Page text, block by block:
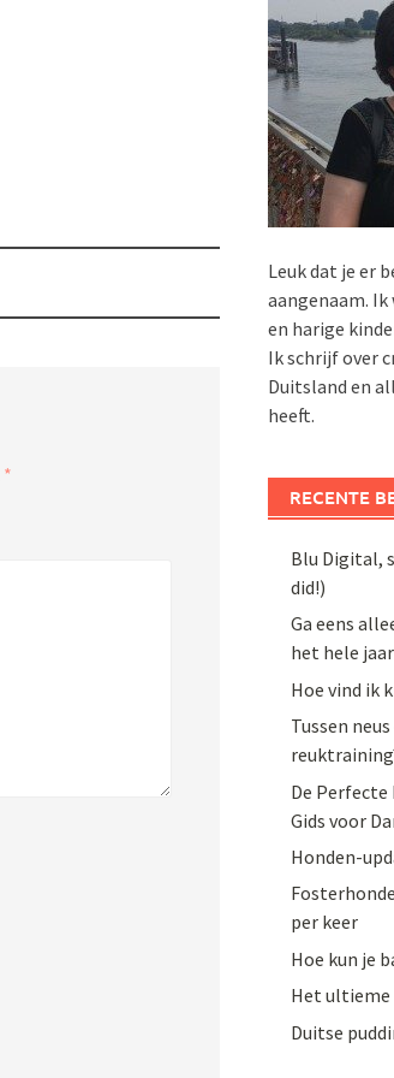
*
Leuk dat je er
aangenaam.
en harige
Ik schrijf over
Duitsland en
heeft.
RECENTE
Blu Digital,
did!)
Ga eens
het hele
Hoe vind ik
Tussen
De Perfecte
Gids voor
Honden-
per keer
Hoe kun je
Het ultieme
Duitse